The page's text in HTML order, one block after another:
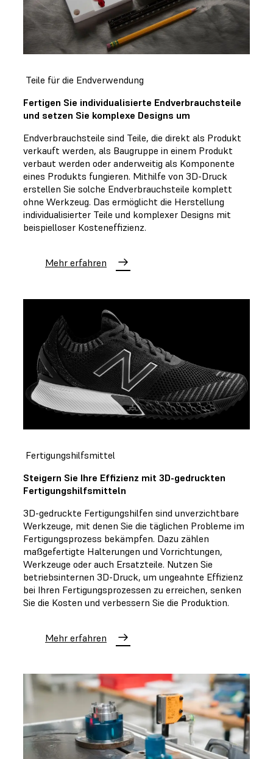
Teile für die Endverwendung
Fertigen Sie individualisierte Endverbrauchsteile
und setzen Sie komplexe Designs um
Endverbrauchsteile sind Teile, die direkt als Produkt
verkauft werden, als Baugruppe in einem Produkt
verbaut werden oder anderweitig als Komponente
eines Produkts fungieren. Mithilfe von 3D-Druck
erstellen Sie solche Endverbrauchsteile komplett
ohne Werkzeug. Das ermöglicht die Herstellung
individualisierter Teile und komplexer Designs mit
beispielloser Kosteneffizienz.
Mehr erfahren
Fertigungshilfsmittel
Steigern Sie Ihre Effizienz mit 3D-gedruckten
Fertigungshilfsmitteln
3D-gedruckte Fertigungshilfen sind unverzichtbare
Werkzeuge, mit denen Sie die täglichen Probleme im
Fertigungsprozess bekämpfen. Dazu zählen
maßgefertigte Halterungen und Vorrichtungen,
Werkzeuge oder auch Ersatzteile. Nutzen Sie
betriebsinternen 3D-Druck, um ungeahnte Effizienz
bei Ihren Fertigungsprozessen zu erreichen, senken
Sie die Kosten und verbessern Sie die Produktion.
Mehr erfahren